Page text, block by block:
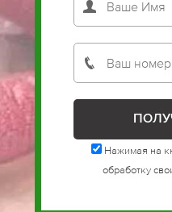
Нажимая на
обработку